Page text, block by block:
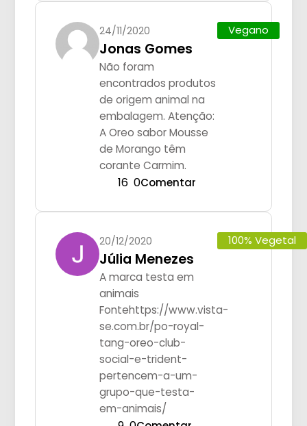
24/11/2020
Jonas Gomes
Não foram
encontrados produtos
de origem animal na
embalagem. Atenção:
A Oreo sabor Mousse
de Morango têm
corante Carmim.
Vegano
16 0Comentar
20/12/2020
Júlia Menezes
A marca testa em
animais
Fontehttps://www.vista-
se.com.br/po-royal-
tang-oreo-club-
social-e-trident-
pertencem-a-um-
grupo-que-testa-
em-animais/
100% Vegetal